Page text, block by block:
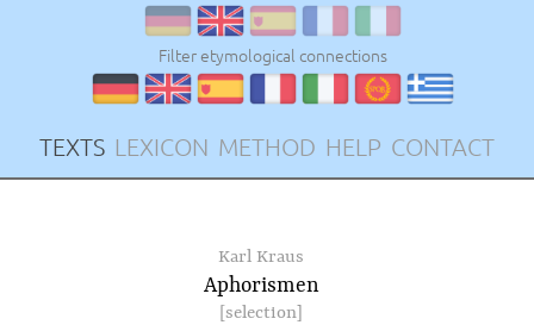
Filter etymological connections
TEXTS LEXICON METHOD HELP CONTACT
Karl Kraus
Aphorismen
[selection]